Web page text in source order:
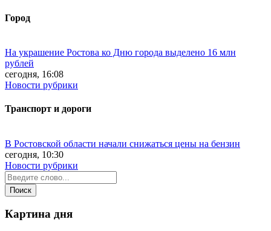
Город
На украшение Ростова ко Дню города выделено 16 млн
рублей
сегодня, 16:08
Новости рубрики
Транспорт и дороги
В Ростовской области начали снижаться цены на бензин
сегодня, 10:30
Новости рубрики
Картина дня